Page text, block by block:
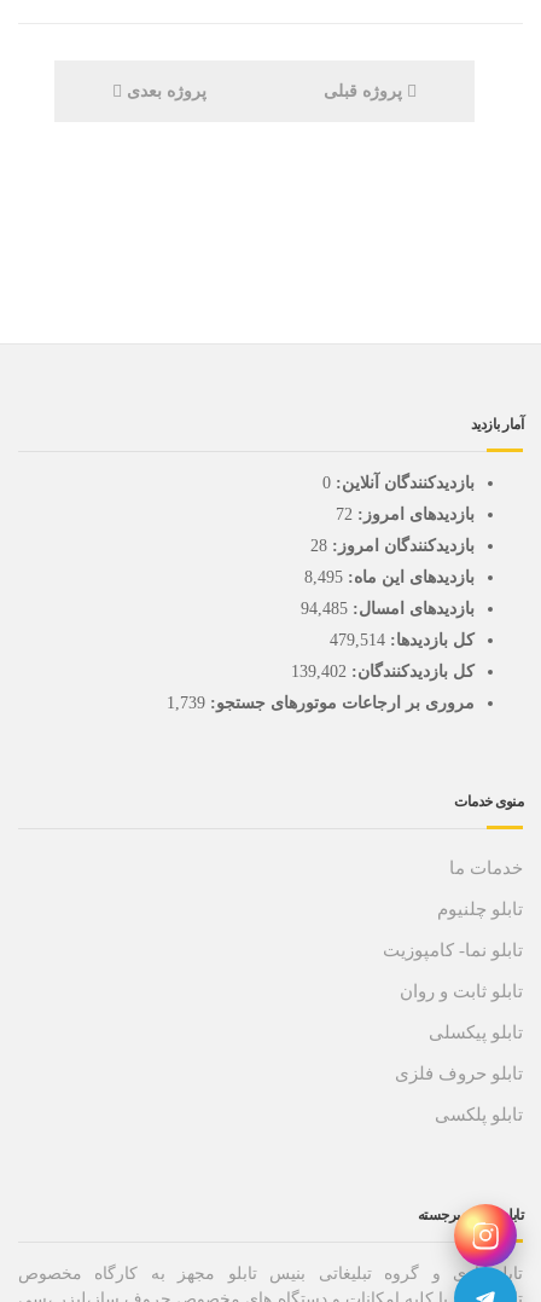
پروژه قبلی پروژه بعدی
آمار بازدید
بازدیدکنندگان آنلاین: 0
بازدیدهای امروز: 72
بازدیدکنندگان امروز: 28
بازدیدهای این ماه: 8,495
بازدیدهای امسال: 94,485
کل بازدیدها: 479,514
کل بازدیدکنند‌گان: 139,402
مروری بر ارجاعات موتورهای جستجو: 1,739
منوی خدمات
خدمات ما
تابلو چلنیوم
تابلو نما- کامپوزیت
تابلو ثابت و روان
تابلو پیکسلی
تابلو حروف فلزی
تابلو پلکسی
تابلو حروف برجسته
تابلوسازی و گروه تبلیغاتی بنیس تابلو مجهز به کارگاه مخصوص